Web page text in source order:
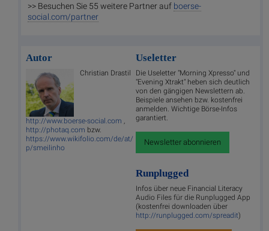
>> Besuchen Sie 55 weitere Partner auf boerse-
social.com/partner
Autor
Christian Drastil
http://www.boerse-social.com ,
http://photaq.com bzw.
https://www.wikifolio.com/de/at/
p/smeilinho
Useletter
Die Useletter "Morning Xpresso" und
"Evening Xtrakt" heben sich deutlich
von den gängigen Newslettern ab.
Beispiele ansehen bzw. kostenfrei
anmelden. Wichtige Börse-Infos
garantiert.
Newsletter abonnieren
Runplugged
Infos über neue Financial Literacy
Audio Files für die Runplugged App
(kostenfrei downloaden über
http://runplugged.com/spreadit)